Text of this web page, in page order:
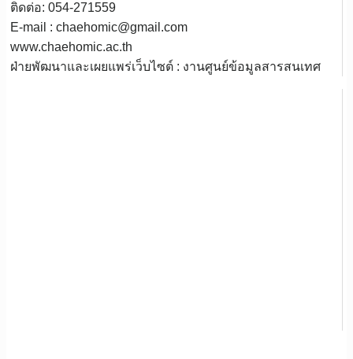
ติดต่อ: 054-271559
E-mail : chaehomic@gmail.com
www.chaehomic.ac.th
ฝ่ายพัฒนาและเผยแพร่เว็บไซต์ : งานศูนย์ข้อมูลสารสนเทศ